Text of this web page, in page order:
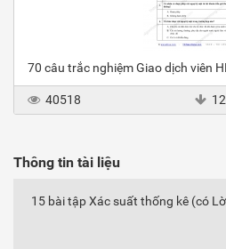
70 câu trắc nghiệm Giao dịch viên
40518
Thông tin tài liệu
15 bài tập Xác suất thống kê (có